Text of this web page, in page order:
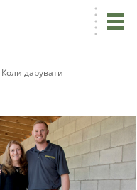
Коли дарувати